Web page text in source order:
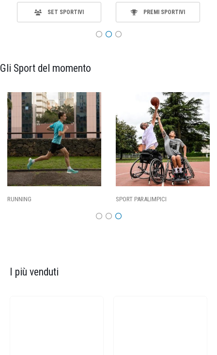
SET SPORTIVI PREMI SPORTIVI
Gli Sport del momento
SPORT PARALIMPICI
I più venduti